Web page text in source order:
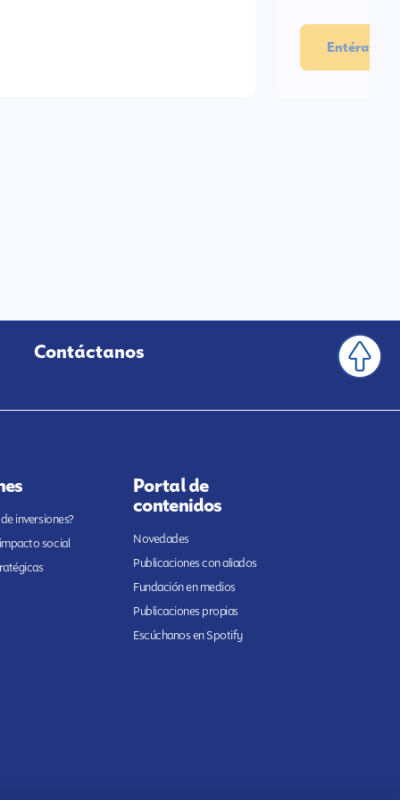
Entérate
Contáctanos
inversiones?
social
Portal de
contenidos
Novedades
Publicaciones con aliados
Fundación en medios
Publicaciones propias
Escúchanos en Spotify